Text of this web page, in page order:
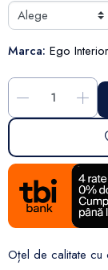
Marca: Ego
- +
Oțel de calitate cu